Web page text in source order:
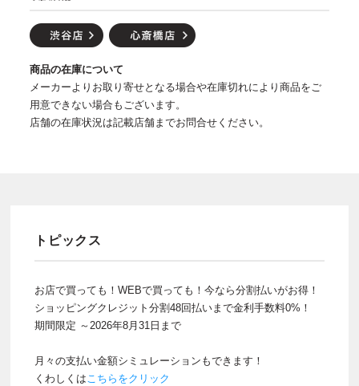
商品の在庫について
メーカーよりお取り寄せとなる場合や在庫切れにより商品をご
用意できない場合もございます。
店舗の在庫状況は記載店舗までお問合せください。
トピックス
お店で買っても！WEBで買っても！今なら分割払いがお得！
ショッピングクレジット分割48回払いまで金利手数料0%！
期間限定 ～2026年8月31日まで
月々の支払い金額シミュレーションもできます！
くわしくはこちらをクリック